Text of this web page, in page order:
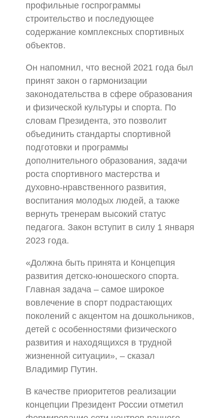
профильные госпрограммы
строительство и последующее
содержание комплексных спортивных
объектов.
Он напомнил, что весной 2021 года был
принят закон о гармонизации
законодательства в сфере образования
и физической культуры и спорта. По
словам Президента, это позволит
объединить стандарты спортивной
подготовки и программы
дополнительного образования, задачи
роста спортивного мастерства и
духовно-нравственного развития,
воспитания молодых людей, а также
вернуть тренерам высокий статус
педагога. Закон вступит в силу 1 января
2023 года.
«Должна быть принята и Концепция
развития детско-юношеского спорта.
Главная задача – самое широкое
вовлечение в спорт подрастающих
поколений с акцентом на дошкольников,
детей с особенностями физического
развития и находящихся в трудной
жизненной ситуации», – сказал
Владимир Путин.
В качестве приоритетов реализации
концепции Президент России отметил